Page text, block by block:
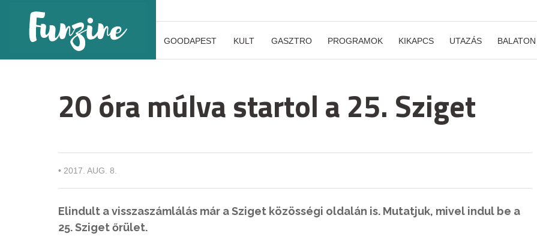
GOODAPEST KULT GASZTRO PROGRAMOK KIKAPCS UTAZÁS BALATON
20 óra múlva startol a 25. Sziget
• 2017. AUG. 8.
Elindult a visszaszámlálás már a Sziget közösségi oldalán is. Mutatjuk, mivel indul be a
25. Sziget őrület.